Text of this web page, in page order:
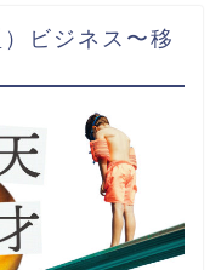
ビジネス〜移